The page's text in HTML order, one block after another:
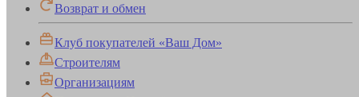
Возврат и обмен
Клуб покупателей «Ваш Дом»
Строителям
Организациям